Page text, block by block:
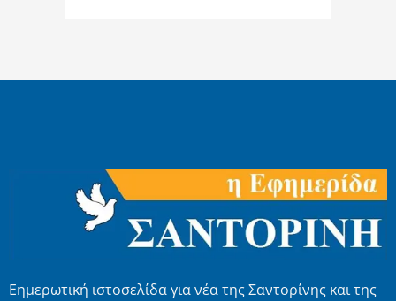
Εημερωτική ιστοσελίδα για νέα της Σαντορίνης και της